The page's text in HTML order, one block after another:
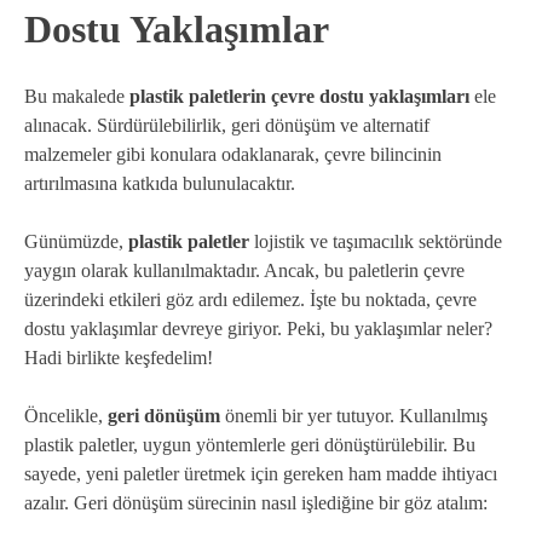
Dostu Yaklaşımlar
Bu makalede plastik paletlerin çevre dostu yaklaşımları ele
alınacak. Sürdürülebilirlik, geri dönüşüm ve alternatif
malzemeler gibi konulara odaklanarak, çevre bilincinin
artırılmasına katkıda bulunulacaktır.
Günümüzde, plastik paletler lojistik ve taşımacılık sektöründe
yaygın olarak kullanılmaktadır. Ancak, bu paletlerin çevre
üzerindeki etkileri göz ardı edilemez. İşte bu noktada, çevre
dostu yaklaşımlar devreye giriyor. Peki, bu yaklaşımlar neler?
Hadi birlikte keşfedelim!
Öncelikle, geri dönüşüm önemli bir yer tutuyor. Kullanılmış
plastik paletler, uygun yöntemlerle geri dönüştürülebilir. Bu
sayede, yeni paletler üretmek için gereken ham madde ihtiyacı
azalır. Geri dönüşüm sürecinin nasıl işlediğine bir göz atalım: